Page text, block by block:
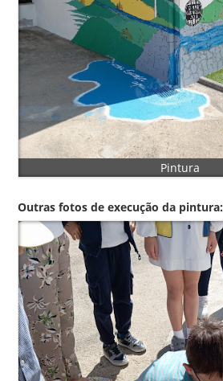
Pintura
Outras fotos de execução da pintura: